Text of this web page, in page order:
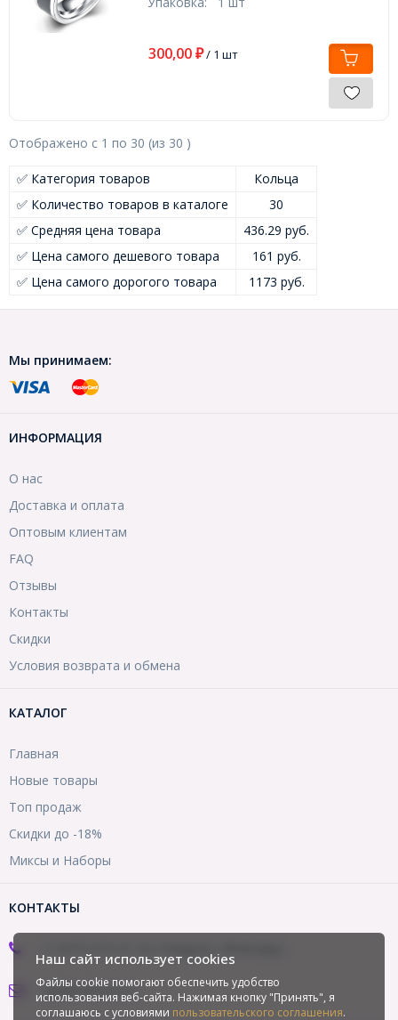
300,00 ₽/ 1 шт
Отображено с 1 по 30 (из 30 )
✅ Категория товаров
Кольца
✅ Количество товаров в каталоге
30
✅ Средняя цена товара
436.29 руб.
✅ Цена самого дешевого товара
161 руб.
✅ Цена самого дорогого товара
1173 руб.
Мы принимаем:
ИНФОРМАЦИЯ
О нас
Доставка и оплата
Оптовым клиентам
FAQ
Отзывы
Контакты
Скидки
Условия возврата и обмена
КАТАЛОГ
Главная
Новые товары
Топ продаж
Скидки до -18%
Миксы и Наборы
КОНТАКТЫ
opt@mirbusin.ru
Наш сайт использует cookies
Файлы cookie помогают обеспечить удобство
использования веб-сайта. Нажимая кнопку "Принять", я
соглашаюсь с условиями пользовательского соглашения.